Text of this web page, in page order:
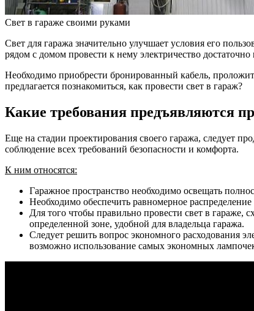
Свет в гараже своими руками
Свет для гаража значительно улучшает условия его
рядом с домом провести к нему электричество достаточно
Необходимо приобрести бронированный кабель,
предлагается познакомиться, как провести свет в гараж?
Какие требования предъявляются
Еще на стадии проектирования своего гаража, следует
соблюдение всех требований безопасности и комфорта.
К ним относятся:
Гаражное пространство необходимо освещать
Необходимо обеспечить равномерное
Для того чтобы правильно провести свет в гараже,
определенной зоне, удобной для владельца гаража.
Следует решить вопрос экономного расходования
возможно использование самых экономных